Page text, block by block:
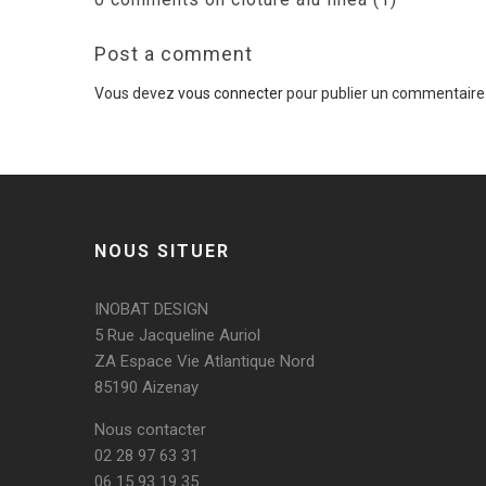
Post a comment
Vous devezvous connecterpour publier un
NOUS SITUER
INOBAT DESIGN
5 Rue Jacqueline Auriol
ZA Espace Vie Atlantique Nord
85190 Aizenay
Nous contacter
02 28 97 63 31
06 15 93 19 35